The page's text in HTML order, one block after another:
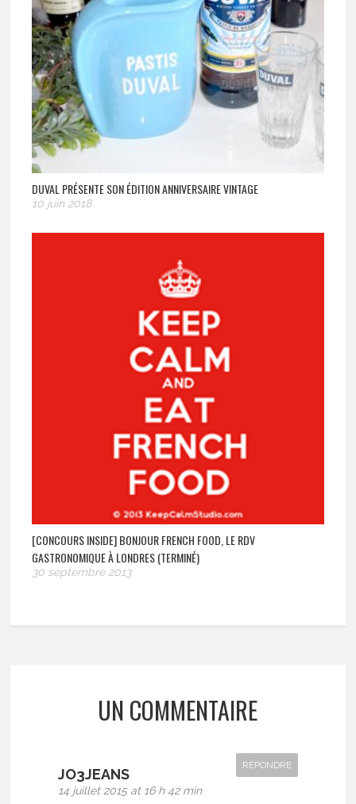
DUVAL PRÉSENTE SON ÉDITION ANNIVERSAIRE VINTAGE
10 juin 2018
[CONCOURS INSIDE] BONJOUR FRENCH FOOD, LE RDV
GASTRONOMIQUE À LONDRES (TERMINÉ)
30 septembre 2013
UN COMMENTAIRE
JO3JEANS
14 juillet 2015 at 16 h 42 min
RÉPONDRE